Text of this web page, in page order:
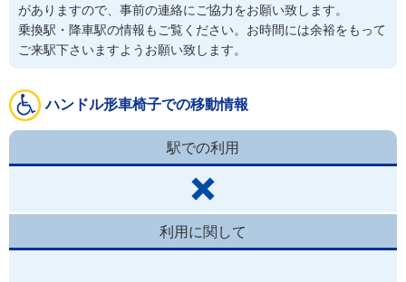
がありますので、事前の連絡にご協力をお願い致します。
乗換駅・降車駅の情報もご覧ください。お時間には余裕をもって
ご来駅下さいますようお願い致します。
ハンドル形車椅子での移動情報
駅での利用
利用に関して